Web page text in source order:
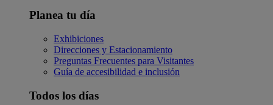
Planea tu día
Exhibiciones
Direcciones y Estacionamiento
Preguntas Frecuentes para Visitantes
Guía de accesibilidad e inclusión
Todos los días